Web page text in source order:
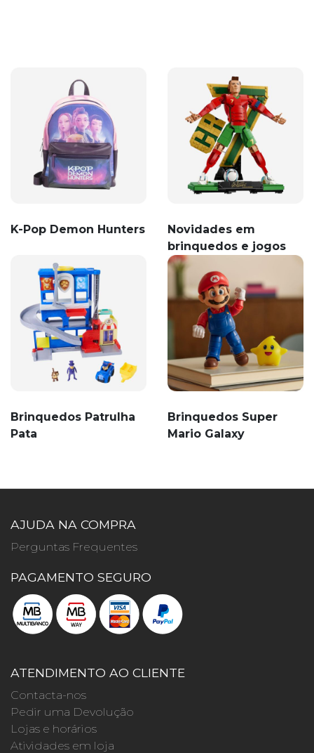
K-Pop Demon Hunters
Novidades em
brinquedos e jogos
Brinquedos Patrulha
Pata
Brinquedos Super
Mario Galaxy
AJUDA NA COMPRA
Perguntas Frequentes
PAGAMENTO SEGURO
ATENDIMENTO AO CLIENTE
Contacta-nos
Pedir uma Devolução
Lojas e horários
Atividades em loja